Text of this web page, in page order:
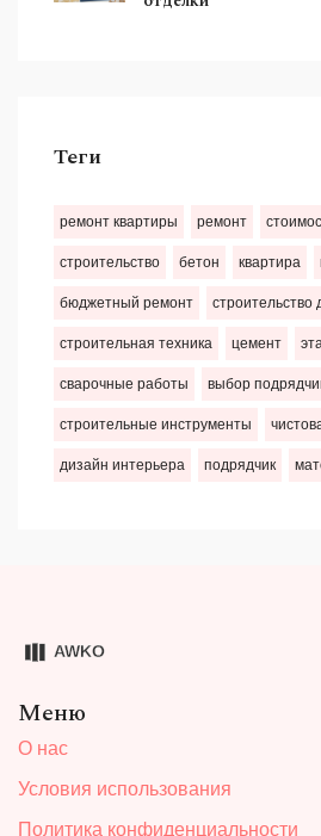
Теги
ремонт квартиры ремонт
строительство бетон квартира
бюджетный ремонт строительство
строительная техника цемент
сварочные работы выбор
строительные инструменты
дизайн интерьера подрядчик
Меню
О нас
Условия использования
Политика конфиденциальности